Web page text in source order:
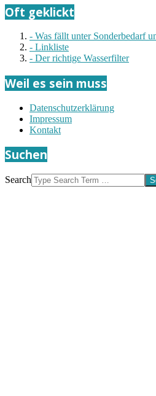
Oft geklickt
- Was fällt unter Sonderbedarf
- Linkliste
- Der richtige Wasserfilter
Weil es sein muss
Datenschutzerklärung
Impressum
Kontakt
Suchen
Search